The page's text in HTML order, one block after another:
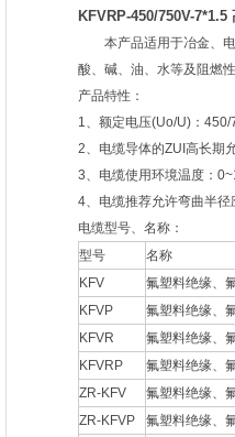
KFVRP-450/750V-7*1.5
本产品适用于冶金、电
酸、碱、油、水等及阻燃
产品特性：
1、额定电压(Uo/U)：450/
2、电缆导体的ZUI高长期
3、电缆使用环境温度：
4、电缆推荐允许弯曲半
电缆型号、名称：
型号
名称
KFV
氟塑料绝缘、
KFVP
氟塑料绝缘、
KFVR
氟塑料绝缘、
KFVRP
氟塑料绝缘、
ZR-KFV
氟塑料绝缘、
ZR-KFVP
氟塑料绝缘、